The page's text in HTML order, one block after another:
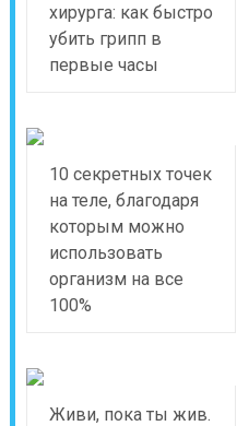
хирурга: как быстро
убить грипп в
первые часы
10 секретных точек
на теле, благодаря
которым можно
использовать
организм на все
100%
Живи, пока ты жив.